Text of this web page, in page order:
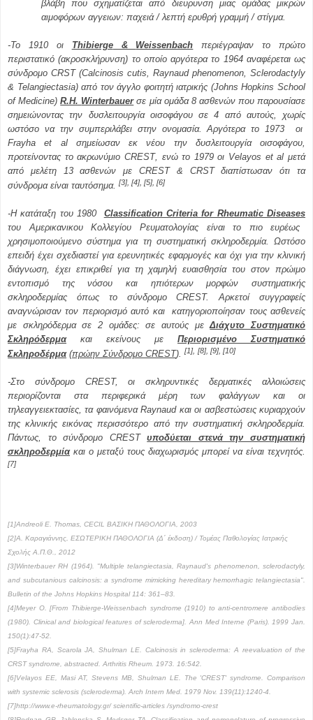
βλάβη που σχηματίζεται από διευρυνση μιας ομάδας μικρών
αιμοφόρων αγγειων: παχειά / λεπτή ερυθρή γραμμή / στίγμα.
-Το 1910 οι Thibierge& Weissenbach
περιέγραψαν το πρώτο
περιστατικό (ακροσκλήρυνση) το οποίο αργότερα το 1964 αναφέρεται ως
σύνδρομο CRST(Calcinosis cutis Raynaud phenomenon Sclerodactyly
& Telangiectasia) από τον άγγλο φοιτητή ιατρικής (Johns Hopkins School
of Medicine)R.H. Winterbauerσε μία ομάδα 8 ασθενών που παρουσίασε
σημειώνοντας την δυσλειτουργία οισοφάγου σε 4 από αυτούς, χωρίς
ωστόσο να την συμπεριλάβει στην ονομασία. Αργότερα το 1973
οι
Frayha
et alσημείωσαν εκ νέου την δυσλειτουργία οισοφάγου,
προτείνοντας το ακρωνύμιο CREST, ενώ το 1979 οι Velayos et al μετά
από μελέτη 13 ασθενών με CREST& CRST
διαπίστωσαν ότι τα
σύνδρομαείναι ταυτόσημα. [3], [4], [5], [6]
-Η κατάταξη του 1980
Classification Criteria for Rheumatic Diseases
του Αμερικανικου Κολλεγίου Ρευματολογίας
είναι το πιο
ευρέως
χρησιμοποιούμενο σύστημα για τη συστηματική σκληροδερμία.Ωστόσο
επειδήέχει σχεδιαστεί για ερευνητικές εφαρμογές και όχι για την κλινική
διάγνωση, έχει επικριθεί για τη χαμηλή ευαισθησία του στον πρώιμο
εντοπισμό
της νόσου και ηπιότερων μορφών
συστηματικής
σκληροδερμίας
όπως το σύνδρομο CREST.Αρκετοί
συγγραφείς
αναγνώρισαν τον περιορισμό αυτό και κατηγοριοποίησαν τους ασθενείς
με σκληρόδερμα σε 2 ομάδες: σε αυτούς μεΔιάχυτο Συστηματικό
Σκληρόδερμα
και εκείνους με
Περιορισμένο Συστηματικό
Σκληροδέρμα(πρώην Σύνδρομο CREST). [1], [8], [9], [10]
-Στο σύνδρομο CREST, οι σκληρυντικές δερματικές αλλοιώσεις
περιορίζονται στα πε­ριφερικά μέρη των φαλάγγων και οι
τηλεαγγειεκτασίες, τα φαινόμενα Ray­naud και οι ασβεστώσεις κυριαρχούν
της κλινικής εικόνας περισσότερο από την συστηματική σκληροδερμία.
Πάντως, το σύνδρομο CRESTυποδύεται στενά την συστηματική
σκληροδερμίακαι ο μεταξύ τους διαχωρι­σμός μπορεί να είναι τεχνητός.
[7]
[1]Andreoli E. Thomas, CECIL ΒΑΣΙΚΗ ΠΑΘΟΛΟΓΙΑ, 2003
[2]Α. Καραγιάννης, ΕΣΩΤΕΡΙΚΗ ΠΑΘΟΛΟΓΙΑ (Δ΄ έκδοση) / Τομέας Παθολογίας Ιατρικής
Σχολής Α.Π.Θ., 2012
[3]Winterbauer RH (1964). "Multiple telangiectasia, Raynaud's phenomenon, sclerodactyly,
and subcutanious calcinosis: a syndrome mimicking hereditary hemorrhagic telangiectasia".
Bulletin of the Johns Hopkins Hospital 114: 361–83.
[4]Meyer O. [From Thibierge-Weissenbach syndrome (1910) to anti-centromere antibodies
(1980). Clinical and biological features of scleroderma]. Ann Med Interne (Paris). 1999 Jan.
150(1):47-52.
[5]Frayha RA, Scarola JA, Shulman LE. Calcinosis in scleroderma: A reevaluation of the
CRST syndrome, abstracted. Arthritis Rheum. 1973. 16:542.
[6]Velayos EE, Masi AT, Stevens MB, Shulman LE. The 'CREST' syndrome. Comparison
with systemic sclerosis (scleroderma). Arch Intern Med. 1979 Nov. 139(11):1240-4.
[7]http://www.e-rheumatology.gr/ scientific-articles /syndromo-crest